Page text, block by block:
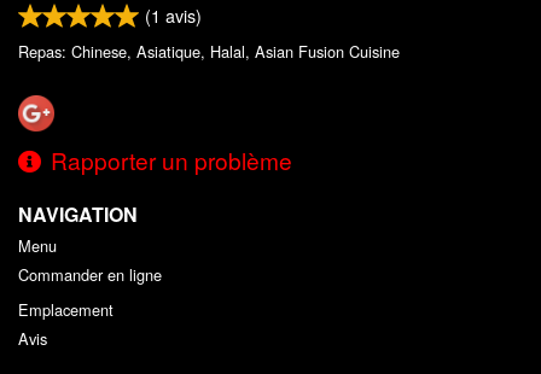
(1 avis)
Repas: Chinese, Asiatique, Halal, Asian Fusion Cuisine
Rapporter un problème
NAVIGATION
Menu
Commander en ligne
Emplacement
Avis